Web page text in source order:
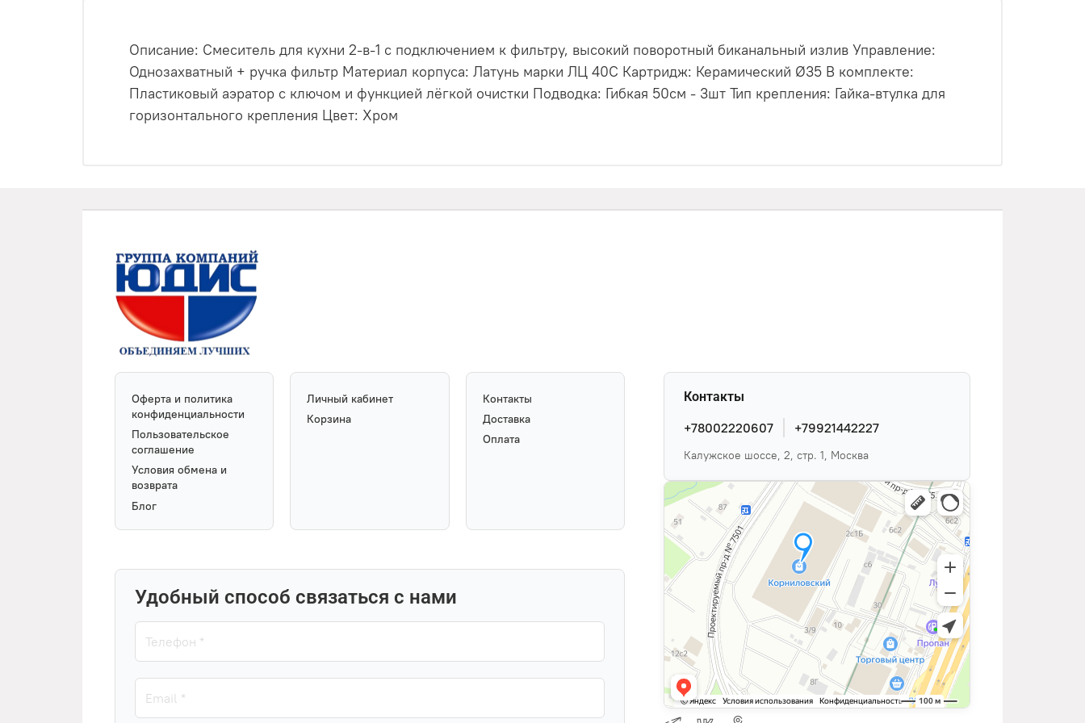
Описание: Смеситель для кухни 2-в-1 с подключением к фильтру, высокий поворотный биканальный излив Управление:
Однозахватный + ручка фильтр Материал корпуса: Латунь марки ЛЦ 40С Картридж: Керамический Ø35 В комплекте:
Пластиковый аэратор с ключом и функцией лёгкой очистки Подводка: Гибкая 50см - 3шт Тип крепления: Гайка-втулка для
горизонтального крепления Цвет: Хром
Оферта и политика
конфиденциальности
Пользовательское
соглашение
Условия обмена и
возврата
Блог
Личный кабинет
Корзина
Контакты
Доставка
Оплата
Удобный способ связаться с нами
Контакты
+78002220607 +79921442227
Калужское шоссе, 2, стр. 1, Москва